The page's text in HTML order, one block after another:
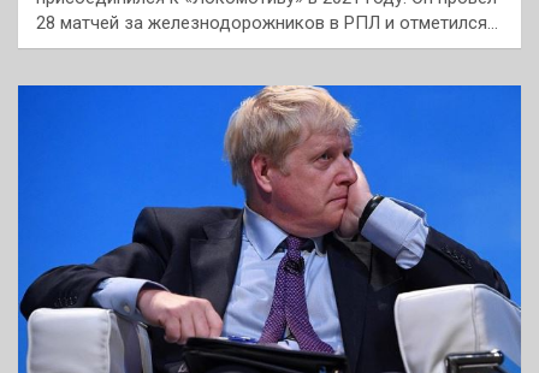
28 матчей за железнодорожников в РПЛ и отметился…